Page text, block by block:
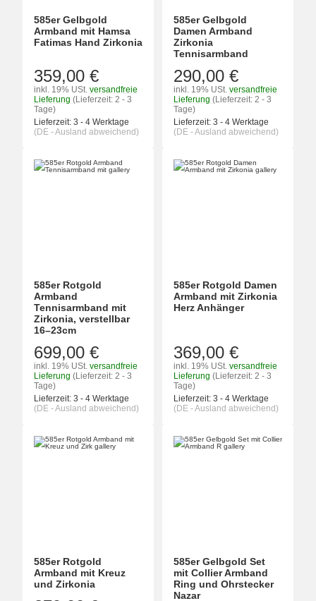
585er Gelbgold
Armband mit Hamsa
Fatimas Hand Zirkonia
359,00 €
inkl. 19% USt. versandfreie
Lieferung (Lieferzeit: 2 - 3
Tage)
Lieferzeit: 3 - 4 Werktage
(DE - Ausland abweichend)
585er Gelbgold
Damen Armband
Zirkonia
Tennisarmband
290,00 €
inkl. 19% USt. versandfreie
Lieferung (Lieferzeit: 2 - 3
Tage)
Lieferzeit: 3 - 4 Werktage
(DE - Ausland abweichend)
585er Rotgold
Armband
Tennisarmband mit
Zirkonia, verstellbar
16–23cm
699,00 €
inkl. 19% USt. versandfreie
Lieferung (Lieferzeit: 2 - 3
Tage)
Lieferzeit: 3 - 4 Werktage
(DE - Ausland abweichend)
585er Rotgold Damen
Armband mit Zirkonia
Herz Anhänger
369,00 €
inkl. 19% USt. versandfreie
Lieferung (Lieferzeit: 2 - 3
Tage)
Lieferzeit: 3 - 4 Werktage
(DE - Ausland abweichend)
585er Rotgold
Armband mit Kreuz
und Zirkonia
585er Gelbgold Set
mit Collier Armband
Ring und Ohrstecker
Nazar